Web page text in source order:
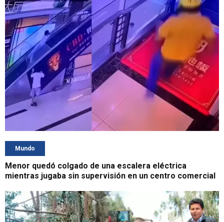
Mundo
Menor quedó colgado de una escalera eléctrica
mientras jugaba sin supervisión en un centro comercial